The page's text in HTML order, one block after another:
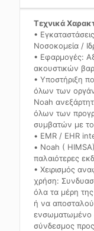
Τεχνικά
•
Νοσοκομεία /
• Εφαρμογές:
ακουστικών
• Υποστήριξη
όλων των
Noah
όλων των
συμβατών με
• EMR / EHR
• Noah (
παλαιότερες
• Χειρισμός
χρήση:
όλα τα μέρη
ή να
ενσωματωμένο
σύνδεσμος